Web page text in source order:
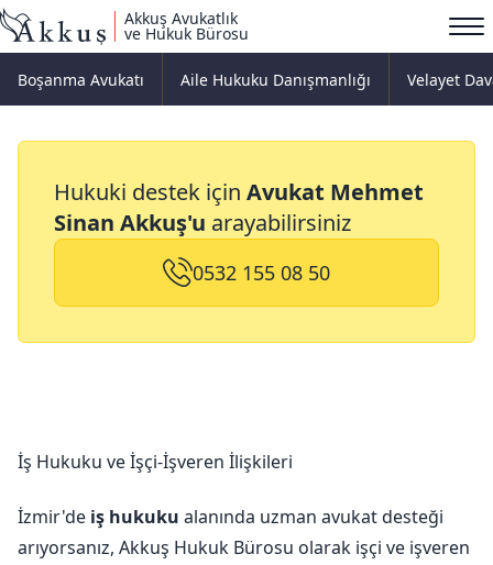
Akkuş Avukatlık
ve Hukuk Bürosu
Boşanma Avukatı Aile Hukuku Danışmanlığı Velayet
Hukuki destek için Avukat Mehmet
Sinan Akkuş'u arayabilirsiniz
0532 155 08 50
İş Hukuku ve İşçi-İşveren İlişkileri
İzmir'de iş hukuku alanında uzman avukat desteği
arıyorsanız, Akkuş Hukuk Bürosu olarak işçi ve işveren